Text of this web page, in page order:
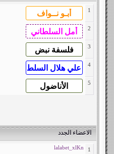
1
2
3
4
5
الاعضاء الجدد
1
lalabet_xlKn